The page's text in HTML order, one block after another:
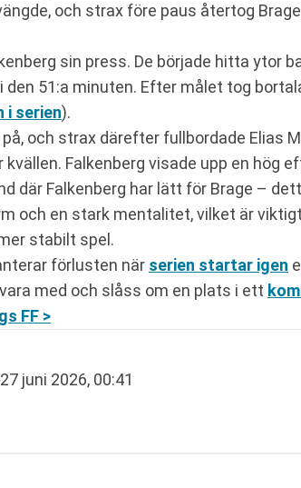
och strax före paus återtog
sin press. De började hitta
51:a minuten. Efter målet tog
i serien).
och strax därefter fullbordade Elias
Falkenberg visade upp en hög
där Falkenberg har lätt för Brage –
och en stark mentalitet, vilket är
stabilt spel.
förlusten när serien startar igen
med och slåss om en plats i ett
FF >
27 juni 2026, 00:41